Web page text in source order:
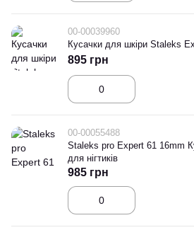
00-00039960
Кусачки для шкіри Staleks
895 грн
00-00055488
Staleks pro Expert 61 16mm
для нігтиків
985 грн